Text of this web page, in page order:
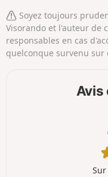
Soyez toujours
Visorando et l'auteur de
responsables en cas
quelconque survenu sur
Avis